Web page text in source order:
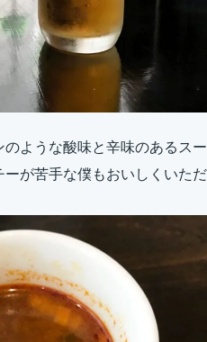
ような酸味と辛味のあるスー
が苦手な僕もおいしくいただ